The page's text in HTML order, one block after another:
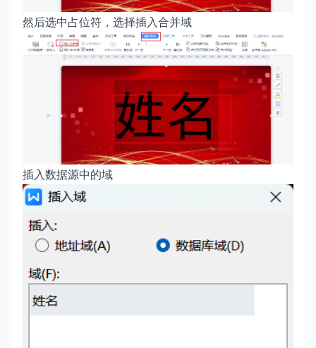
然后选中占位符，选择插入合并域
插入数据源中的域